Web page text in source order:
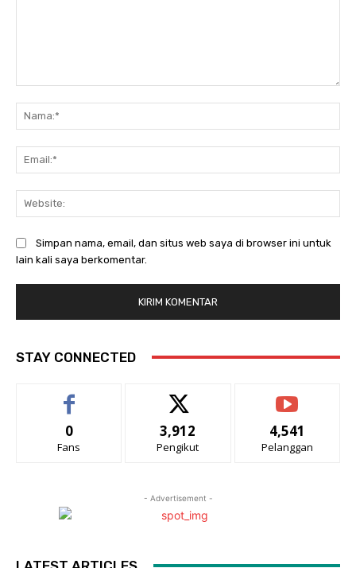
Simpan nama, email, dan situs web saya di browser ini untuk
lain kali saya berkomentar.
STAY CONNECTED
0
Fans
3,912
Pengikut
4,541
Pelanggan
- Advertisement -